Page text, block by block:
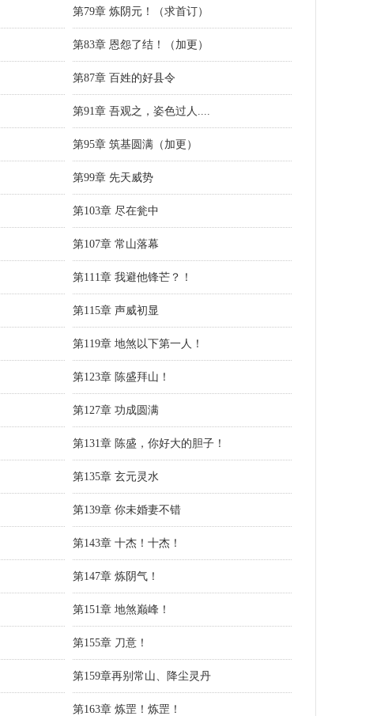
第79章 炼阴元！（求首订）
第83章 恩怨了结！（加更）
第87章 百姓的好县令
第91章 吾观之，姿色过人....
第95章 筑基圆满（加更）
第99章 先天威势
第103章 尽在瓮中
第107章 常山落幕
第111章 我避他锋芒？！
第115章 声威初显
第119章 地煞以下第一人！
第123章 陈盛拜山！
第127章 功成圆满
第131章 陈盛，你好大的胆子！
第135章 玄元灵水
第139章 你未婚妻不错
第143章 十杰！十杰！
第147章 炼阴气！
第151章 地煞巅峰！
第155章 刀意！
第159章再别常山、降尘灵丹
第163章 炼罡！炼罡！